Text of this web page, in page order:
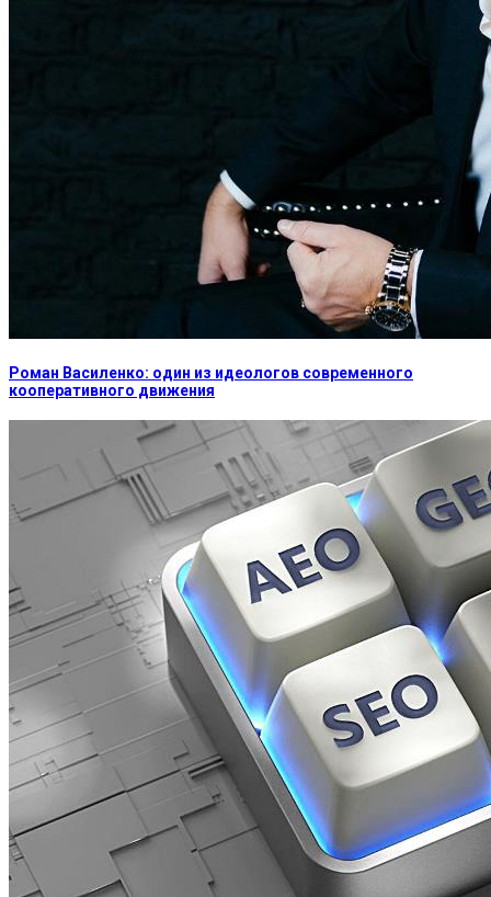
Роман Василенко: один из идеологов современного
кооперативного движения